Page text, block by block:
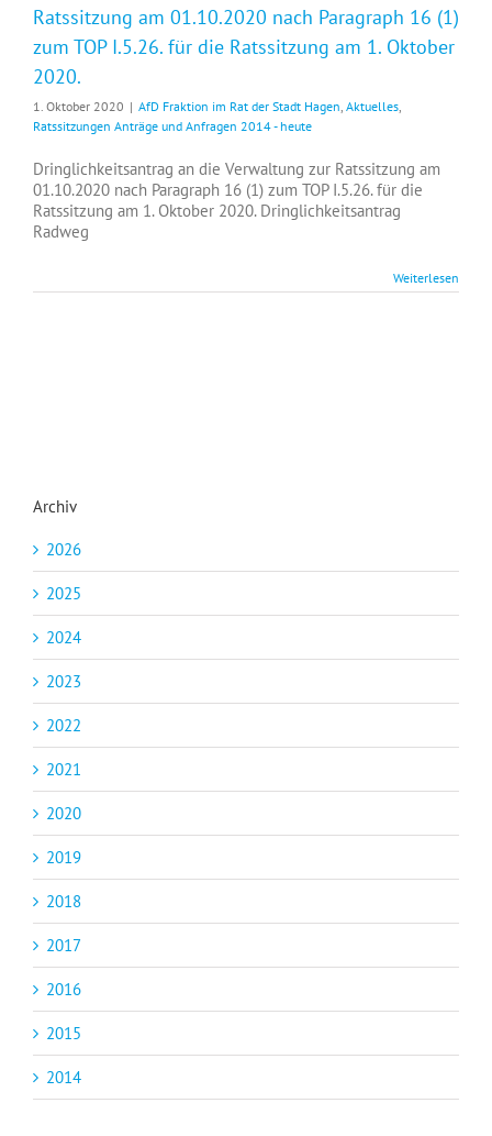
Ratssitzung am 01.10.2020 nach Paragraph 16 (1)
zum TOP I.5.26. für die Ratssitzung am 1. Oktober
2020.
1. Oktober 2020 | AfD Fraktion im Rat der Stadt Hagen, Aktuelles,
Ratssitzungen Anträge und Anfragen 2014 - heute
Dringlichkeitsantrag an die Verwaltung zur Ratssitzung am
01.10.2020 nach Paragraph 16 (1) zum TOP I.5.26. für die
Ratssitzung am 1. Oktober 2020. Dringlichkeitsantrag
Radweg
Weiterlesen
Archiv
2026
2025
2024
2023
2022
2021
2020
2019
2018
2017
2016
2015
2014